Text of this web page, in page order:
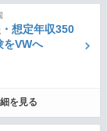
想定年収350
をVWへ
を見る